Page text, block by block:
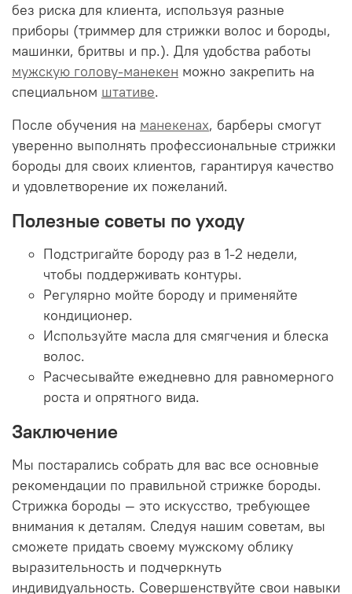
без риска для клиента, используя разные
приборы (триммер для стрижки волос и бороды,
машинки, бритвы и пр.). Для удобства работы
мужскую голову-манекен можно закрепить на
специальном штативе.
После обучения на манекенах, барберы смогут
уверенно выполнять профессиональные стрижки
бороды для своих клиентов, гарантируя качество
и удовлетворение их пожеланий.
Полезные советы по уходу
Подстригайте бороду раз в 1-2 недели,
чтобы поддерживать контуры.
Регулярно мойте бороду и применяйте
кондиционер.
Используйте масла для смягчения и блеска
волос.
Расчесывайте ежедневно для равномерного
роста и опрятного вида.
Заключение
Мы постарались собрать для вас все основные
рекомендации по правильной стрижке бороды.
Стрижка бороды — это искусство, требующее
внимания к деталям. Следуя нашим советам, вы
сможете придать своему мужскому облику
выразительность и подчеркнуть
индивидуальность. Совершенствуйте свои навыки